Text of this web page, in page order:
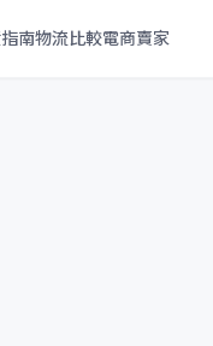
南物流比較電商賣家